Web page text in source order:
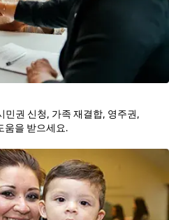
민권 신청, 가족 재결합, 영주권,
움을 받으세요.